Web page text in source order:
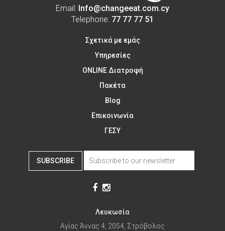
Email: Info@changeeat.com.cy
Telephone: 77 77 77 51
Σχετικά με εμάς
Υπηρεσίες
ONLINE Διατροφή
Πακέτα
Blog
Επικοινωνία
ΓΕΣΥ
SUBSCRIBE
Λευκωσία
Αγίας Άννας 4, 2054, Στρόβολος